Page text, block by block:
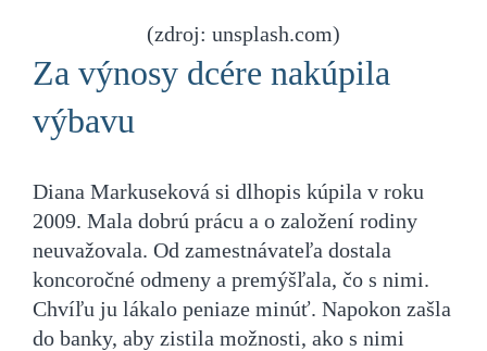
(zdroj: unsplash.com)
Za výnosy dcére nakúpila
výbavu
Diana Markuseková si dlhopis kúpila v roku
2009. Mala dobrú prácu a o založení rodiny
neuvažovala. Od zamestnávateľa dostala
koncoročné odmeny a premýšľala, čo s nimi.
Chvíľu ju lákalo peniaze minúť. Napokon zašla
do banky, aby zistila možnosti, ako s nimi